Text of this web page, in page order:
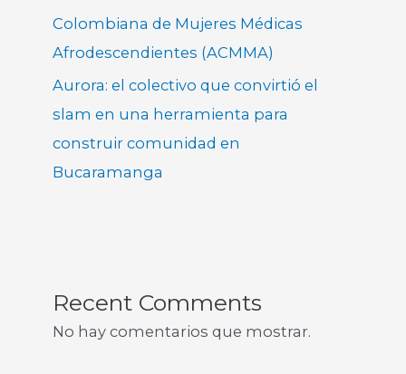
Colombiana de Mujeres Médicas
Afrodescendientes (ACMMA)
Aurora: el colectivo que convirtió el
slam en una herramienta para
construir comunidad en
Bucaramanga
Recent Comments
No hay comentarios que mostrar.